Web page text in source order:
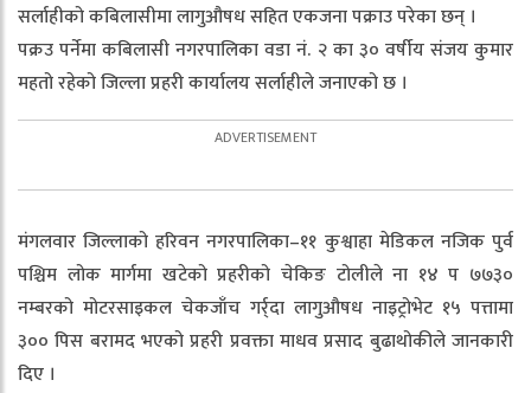
सर्लाहीको कबिलासीमा लागुऔषध सहित एकजना पक्राउ परेका छन् ।
पक्रउ पर्नेमा कबिलासी नगरपालिका वडा नं. २ का ३० वर्षीय संजय कुमार
महतो रहेको जिल्ला प्रहरी कार्यालय सर्लाहीले जनाएको छ ।
मंगलवार जिल्लाको हरिवन नगरपालिका–११ कुश्वाहा मेडिकल नजिक पुर्व
पश्चिम लोक मार्गमा खटेको प्रहरीको चेकिङ टोलीले ना १४ प ७७३०
नम्बरको मोटरसाइकल चेकजाँच गर्र्दा लागुऔषध नाइट्रोभेट १५ पत्तामा
३०० पिस बरामद भएको प्रहरी प्रवक्ता माधव प्रसाद बुढाथोकीले जानकारी
दिए ।